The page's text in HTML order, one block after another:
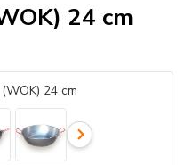
24 cm